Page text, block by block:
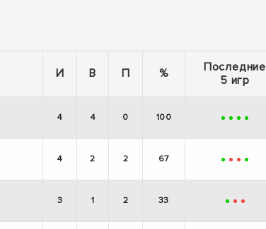
И В П %
Последние
5 игр
4 4 0 100 + + + +
4 2 2 67 + - - +
3 1 2 33 + - -